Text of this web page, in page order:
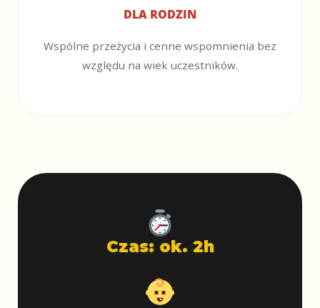
DLA RODZIN
Wspólne przeżycia i cenne wspomnienia bez
względu na wiek uczestników.
Czas: ok. 2h